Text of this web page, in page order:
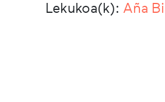
Lekukoa(k): Aña